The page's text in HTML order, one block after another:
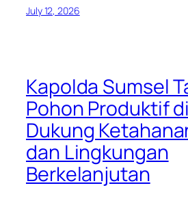
July 12, 2026
Kapolda Sumsel
Pohon Produktif
Dukung
dan Lingkungan
Berkelanjutan